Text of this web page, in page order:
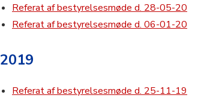
Referat af bestyrelsesmøde d. 28-05-20
Referat af bestyrelsesmøde d. 06-01-20
2019
Referat af bestyrelsesmøde d. 25-11-19